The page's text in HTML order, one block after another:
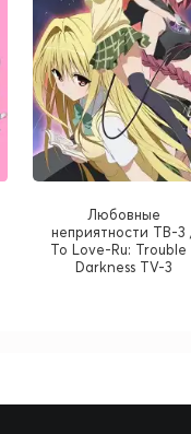
Любовные
неприятности ТВ-3
To Love-Ru: Trouble
Darkness TV-3